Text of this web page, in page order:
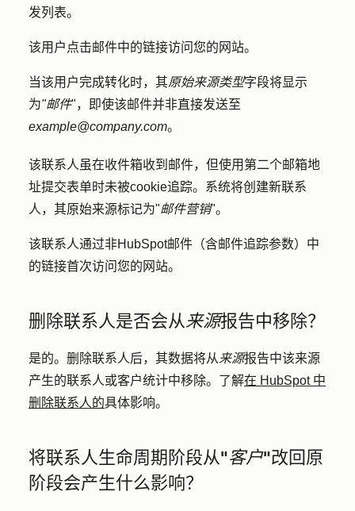
发列表。
该用户点击邮件中的链接访问您的网站。
当该用户完成转化时，其原始来源类型字段将显示
为"邮件"，即使该邮件并非直接发送至
example@company.com。
该联系人虽在收件箱收到邮件，但使用第二个邮箱地
址提交表单时未被cookie追踪。系统将创建新联系
人，其原始来源标记为"邮件营销"。
该联系人通过非HubSpot邮件（含邮件追踪参数）中
的链接首次访问您的网站。
删除联系人是否会从来源报告中移除？
是的。删除联系人后，其数据将从 来源报告中该来源
产生的联系人或客户统计中移除。了解在 HubSpot 中
删除联系人的具体影响。
将联系人生命周期阶段从"客户"改回原
阶段会产生什么影响？